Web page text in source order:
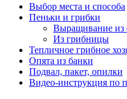
Выбор места и способа
Пеньки и грибки
Выращивание из
Из грибницы
Тепличное грибное
Опята из банки
Подвал, пакет, опилки
Видео-инструкция по